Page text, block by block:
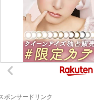
ポンサードリンク